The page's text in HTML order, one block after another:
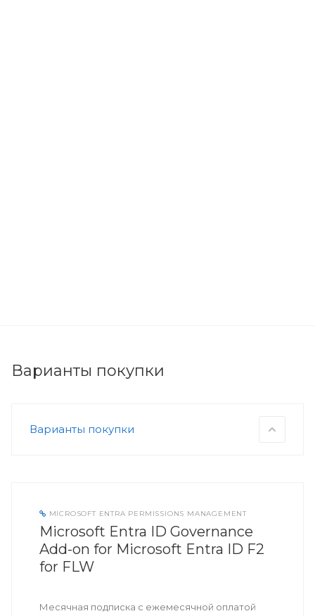
Варианты покупки
Варианты покупки
MICROSOFT ENTRA PERMISSIONS MANAGEMENT
Microsoft Entra ID Governance
Add-on for Microsoft Entra ID F2
for FLW
Месячная подписка с ежемесячной оплатой